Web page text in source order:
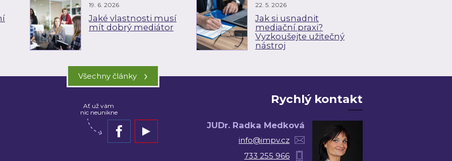
19. 6. 2026
Jaké vlastnosti musí
mít dobrý mediátor
22. 5. 2026
Jak si usnadnit
mediační praxi?
Vyzkoušejte užitečný
nástroj
Všechny články ›
Ať už vám
nic neunikne
Rychlý kontakt
JUDr. Radka Medková
info@impv.cz
733 255 966